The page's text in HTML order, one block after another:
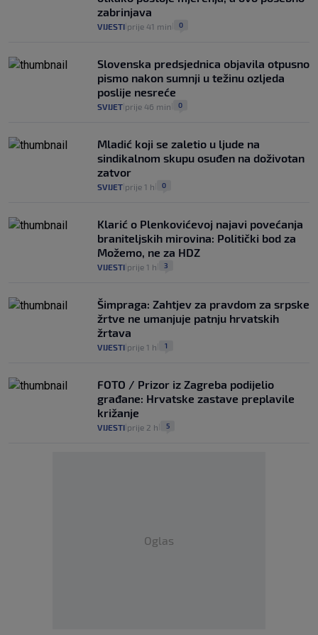
zabrinjava
VIJESTI prije 41 min 0
Slovenska predsjednica objavila otpusno
pismo nakon sumnji u težinu ozljeda
poslije nesreće
SVIJET prije 46 min 0
Mladić koji se zaletio u ljude na
sindikalnom skupu osuđen na doživotan
zatvor
SVIJET prije 1 h 0
Klarić o Plenkovićevoj najavi povećanja
braniteljskih mirovina: Politički bod za
Možemo, ne za HDZ
VIJESTI prije 1 h 3
Šimpraga: Zahtjev za pravdom za srpske
žrtve ne umanjuje patnju hrvatskih
žrtava
VIJESTI prije 1 h 1
FOTO / Prizor iz Zagreba podijelio
građane: Hrvatske zastave preplavile
križanje
VIJESTI prije 2 h 5
Oglas